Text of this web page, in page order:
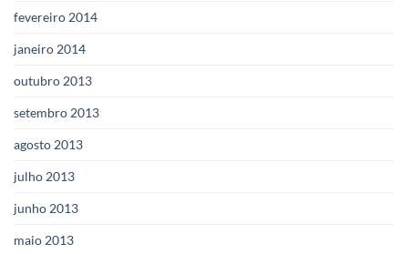
fevereiro 2014
janeiro 2014
outubro 2013
setembro 2013
agosto 2013
julho 2013
junho 2013
maio 2013